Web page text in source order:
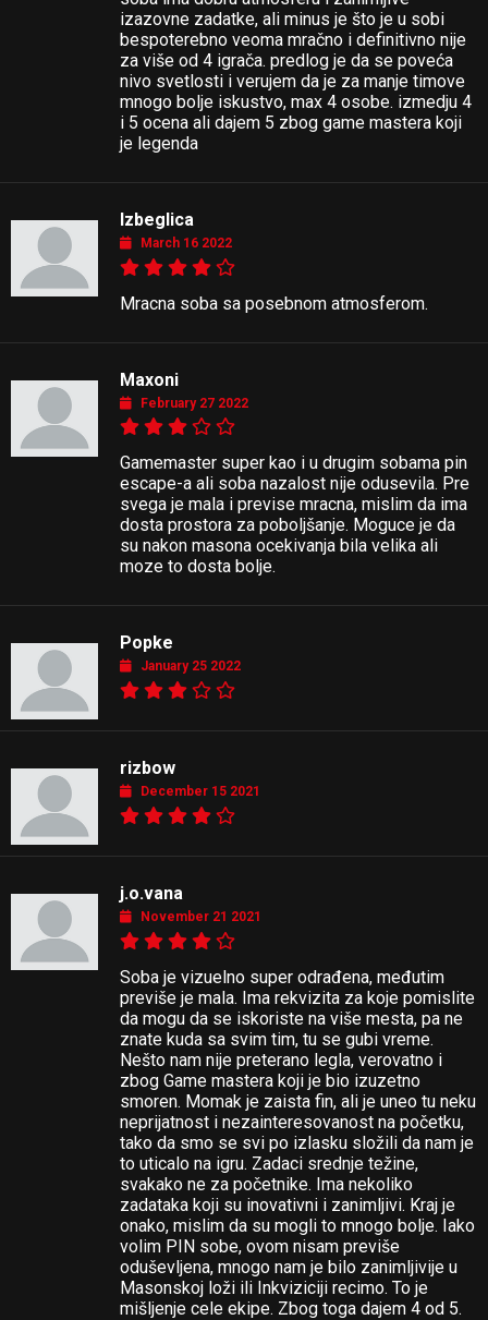
izazovne zadatke, ali minus je što je u sobi
bespoterebno veoma mračno i definitivno nije
za više od 4 igrača. predlog je da se poveća
nivo svetlosti i verujem da je za manje timove
mnogo bolje iskustvo, max 4 osobe. izmedju 4
i 5 ocena ali dajem 5 zbog game mastera koji
je legenda
Izbeglica
March 16 2022
Mracna soba sa posebnom atmosferom.
Maxoni
February 27 2022
Gamemaster super kao i u drugim sobama pin
escape-a ali soba nazalost nije odusevila. Pre
svega je mala i previse mracna, mislim da ima
dosta prostora za poboljšanje. Moguce je da
su nakon masona ocekivanja bila velika ali
moze to dosta bolje.
Popke
January 25 2022
rizbow
December 15 2021
j.o.vana
November 21 2021
Soba je vizuelno super odrađena, međutim
previše je mala. Ima rekvizita za koje pomislite
da mogu da se iskoriste na više mesta, pa ne
znate kuda sa svim tim, tu se gubi vreme.
Nešto nam nije preterano legla, verovatno i
zbog Game mastera koji je bio izuzetno
smoren. Momak je zaista fin, ali je uneo tu neku
neprijatnost i nezainteresovanost na početku,
tako da smo se svi po izlasku složili da nam je
to uticalo na igru. Zadaci srednje težine,
svakako ne za početnike. Ima nekoliko
zadataka koji su inovativni i zanimljivi. Kraj je
onako, mislim da su mogli to mnogo bolje. Iako
volim PIN sobe, ovom nisam previše
oduševljena, mnogo nam je bilo zanimljivije u
Masonskoj loži ili Inkviziciji recimo. To je
mišljenje cele ekipe. Zbog toga dajem 4 od 5.